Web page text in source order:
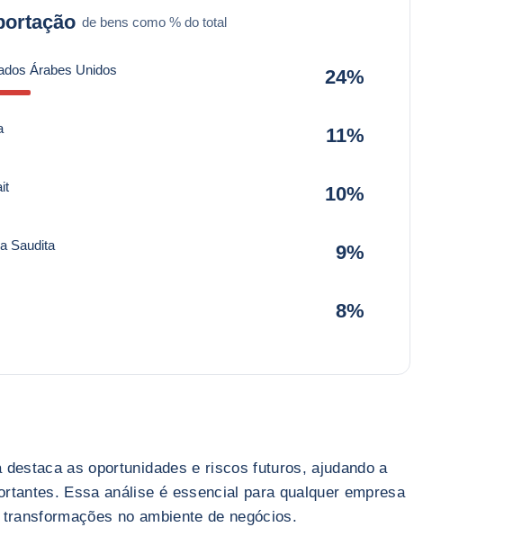
de bens como % do total
Árabes Unidos 24%
11%
10%
Saudita 9%
8%
destaca as oportunidades e riscos futuros, ajudando a
Essa análise é essencial para qualquer empresa
no ambiente de negócios.